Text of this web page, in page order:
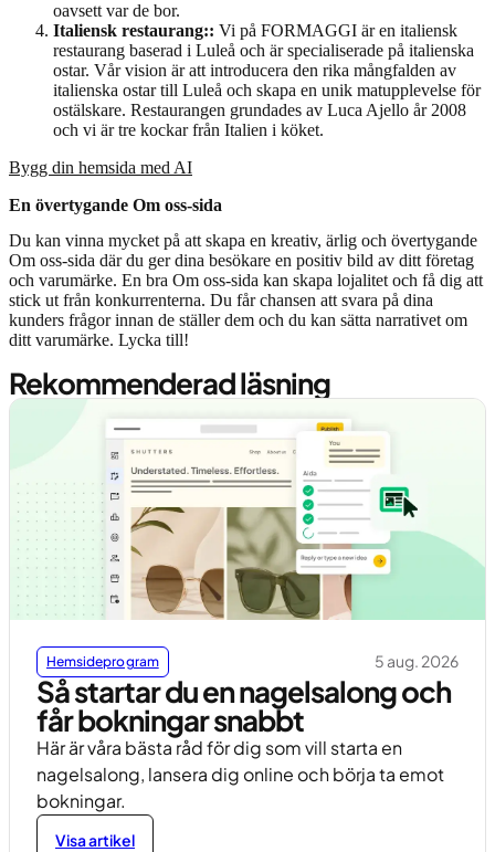
oavsett var de bor.
Italiensk restaurang:: Vi på FORMAGGI är en italiensk
restaurang baserad i Luleå och är specialiserade på italienska
ostar. Vår vision är att introducera den rika mångfalden av
italienska ostar till Luleå och skapa en unik matupplevelse för
ostälskare. Restaurangen grundades av Luca Ajello år 2008
och vi är tre kockar från Italien i köket.
Bygg din hemsida med AI
En övertygande Om oss-sida
Du kan vinna mycket på att skapa en kreativ, ärlig och övertygande
Om oss-sida där du ger dina besökare en positiv bild av ditt företag
och varumärke. En bra Om oss-sida kan skapa lojalitet och få dig att
stick ut från konkurrenterna. Du får chansen att svara på dina
kunders frågor innan de ställer dem och du kan sätta narrativet om
ditt varumärke. Lycka till!
Rekommenderad läsning
Hemsideprogram 5 aug. 2026
Så startar du en nagelsalong och
får bokningar snabbt
Här är våra bästa råd för dig som vill starta en
nagelsalong, lansera dig online och börja ta emot
bokningar.
Visa artikel